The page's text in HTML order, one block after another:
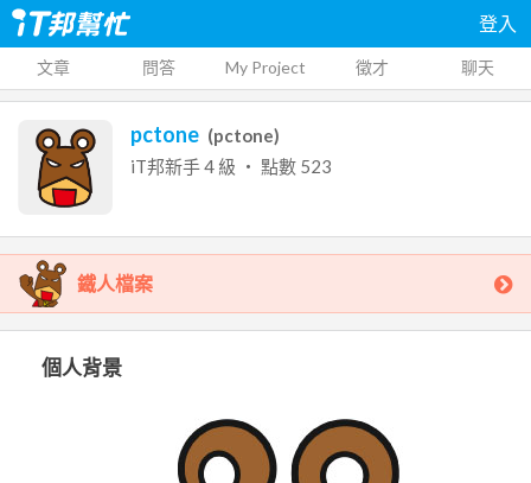
登入
文章 問答 My Project 徵才 聊天
pctone (pctone)
iT邦新手4 級 ‧ 點數 523
鐵人檔案
個人背景